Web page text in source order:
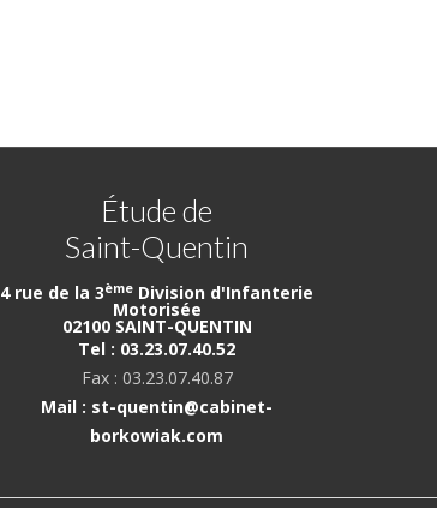
Étude de
Saint-Quentin
4 rue de la 3ème Division d'Infanterie
Motorisée
02100 SAINT-QUENTIN
Tel : 03.23.07.40.52
Fax : 03.23.07.40.87
Mail : st-quentin@cabinet-
borkowiak.com